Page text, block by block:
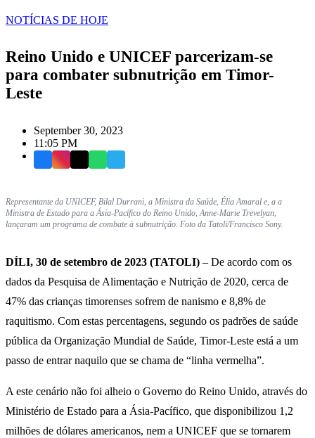
NOTÍCIAS DE HOJE
Reino Unido e UNICEF parcerizam-se
para combater subnutrição em Timor-
Leste
September 30, 2023
11:05 PM
FacebookInstagram
Representante da UNICEF, Bilal Durrani, a Ministra da Saúde, Élia Amaral e, a a
Ministra de Estado para a Ásia-Pacífico do Reino Unido, Anne-Marie Trevelyan,
lançaram um programa de combate à subnutrição. Foto da Tatoli/Francisco Sony.
DÍLI, 30 de setembro de 2023 (TATOLI) – De acordo com os
dados da Pesquisa de Alimentação e Nutrição de 2020, cerca de
47% das crianças timorenses sofrem de nanismo e 8,8% de
raquitismo. Com estas percentagens, segundo os padrões de saúde
pública da Organização Mundial de Saúde, Timor-Leste está a um
passo de entrar naquilo que se chama de “linha vermelha”.
A este cenário não foi alheio o Governo do Reino Unido, através do
Ministério de Estado para a Ásia-Pacífico, que disponibilizou 1,2
milhões de dólares americanos, nem a UNICEF que se tornarem